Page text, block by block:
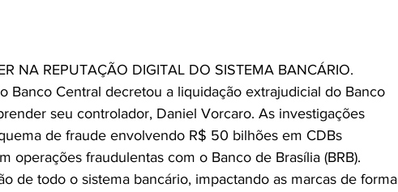
NA REPUTAÇÃO DIGITAL DO SISTEMA BANCÁRIO.
Banco Central decretou a liquidação extrajudicial do Banco
seu controlador, Daniel Vorcaro. As investigações
de fraude envolvendo R$ 50 bilhões em CDBs
operações fraudulentas com o Banco de Brasília (BRB).
de todo o sistema bancário, impactando as marcas de forma